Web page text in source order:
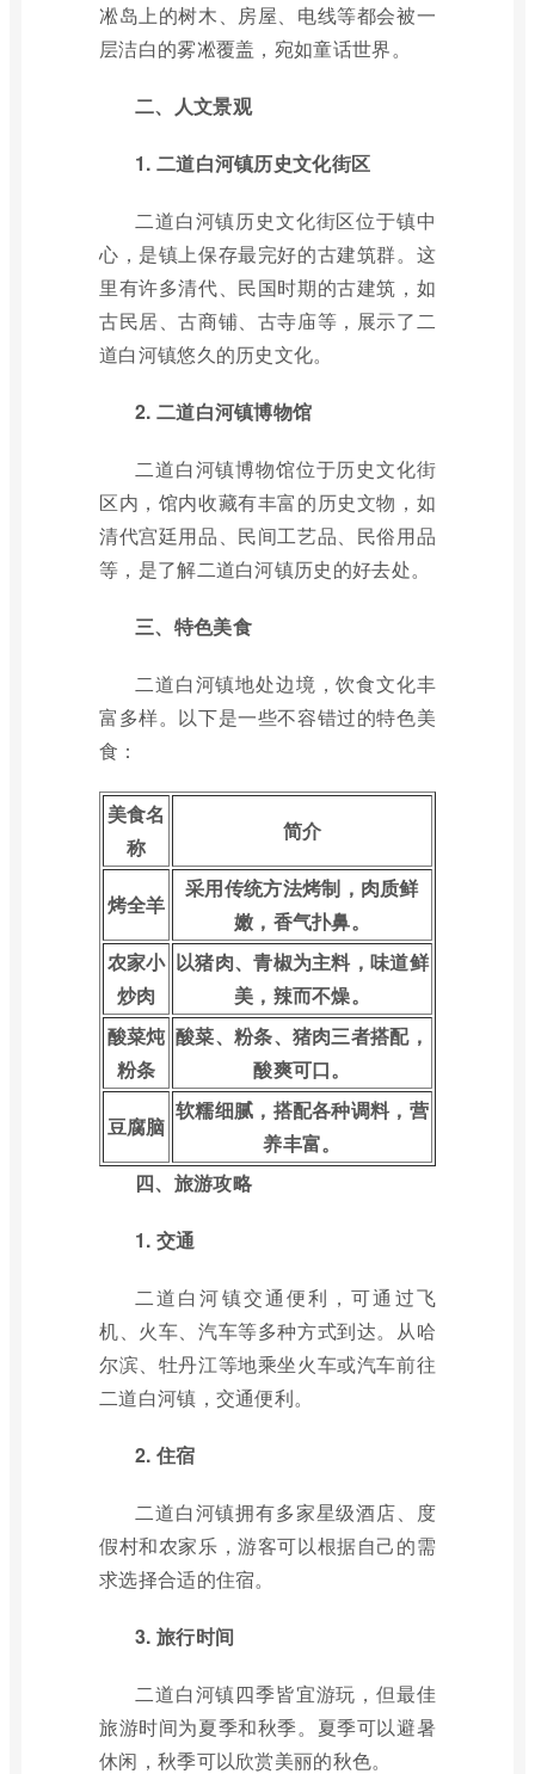
凇岛上的树木、房屋、电线等都会被一
层洁白的雾凇覆盖，宛如童话世界。
二、人文景观
1. 二道白河镇历史文化街区
二道白河镇历史文化街区位于镇中
心，是镇上保存最完好的古建筑群。这
里有许多清代、民国时期的古建筑，如
古民居、古商铺、古寺庙等，展示了二
道白河镇悠久的历史文化。
2. 二道白河镇博物馆
二道白河镇博物馆位于历史文化街
区内，馆内收藏有丰富的历史文物，如
清代宫廷用品、民间工艺品、民俗用品
等，是了解二道白河镇历史的好去处。
三、特色美食
二道白河镇地处边境，饮食文化丰
富多样。以下是一些不容错过的特色美
食：
美食名
称
简介
烤全羊
采用传统方法烤制，肉质鲜
嫩，香气扑鼻。
农家小
炒肉
以猪肉、青椒为主料，味道鲜
美，辣而不燥。
酸菜炖
粉条
酸菜、粉条、猪肉三者搭配，
酸爽可口。
豆腐脑
软糯细腻，搭配各种调料，营
养丰富。
四、旅游攻略
1. 交通
二道白河镇交通便利，可通过飞
机、火车、汽车等多种方式到达。从哈
尔滨、牡丹江等地乘坐火车或汽车前往
二道白河镇，交通便利。
2. 住宿
二道白河镇拥有多家星级酒店、度
假村和农家乐，游客可以根据自己的需
求选择合适的住宿。
3. 旅行时间
二道白河镇四季皆宜游玩，但最佳
旅游时间为夏季和秋季。夏季可以避暑
休闲，秋季可以欣赏美丽的秋色。